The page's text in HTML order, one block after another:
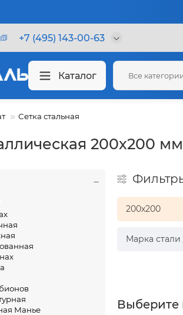
+7 (495) 143-00-63
Каталог Все
Сетка стальная
200х200 мм
Манье
200х200
Марка стали
Выберите